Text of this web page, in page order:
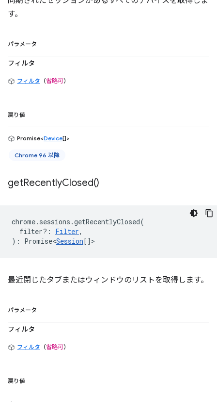
す。
パラメータ
フィルタ
フィルタ （省略可）
戻り値
Promise<Device[]>
Chrome 96 以降
getRecentlyClosed()
chrome. sessions .getRecentlyClosed(
filter? : Filter,
) : Promise<Session[] >
最近閉じたタブまたはウィンドウのリストを取得します。
パラメータ
フィルタ
フィルタ （省略可）
戻り値